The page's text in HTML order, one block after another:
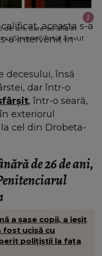
ani, care se afla în
Severin? Totul a avut
aceasta s-a
a intervenit în
decesului, însă
dar într-o
, într-o seară,
exteriorul
cel din Drobeta-
de 26 de ani,
a șase copii, a ieșit
fost ucisă cu
polițiștii la fața